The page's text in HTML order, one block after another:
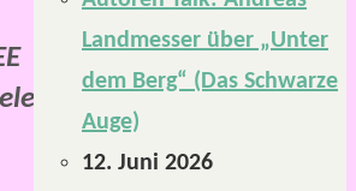
Landmesser über „Unter
dem Berg“ (Das Schwarze
Auge)
12. Juni 2026